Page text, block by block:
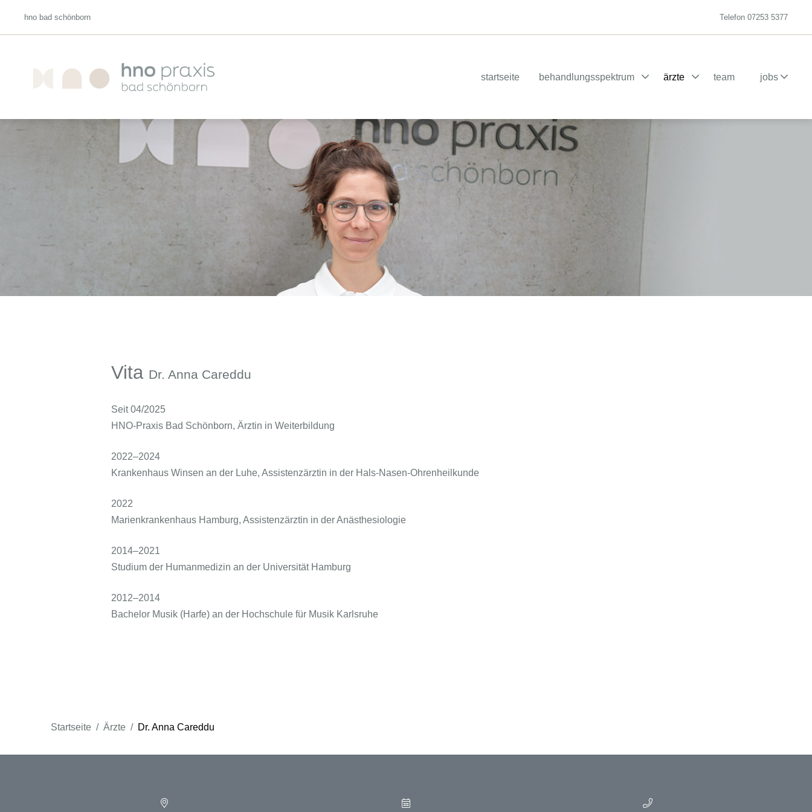
hno bad schönborn Telefon 07253 5377
startseite behandlungsspektrum ärzte team jobs
Vita Dr. Anna Careddu
Seit 04/2025
HNO-Praxis Bad Schönborn, Ärztin in Weiterbildung
2022–2024
Krankenhaus Winsen an der Luhe, Assistenzärztin in der Hals-Nasen-Ohrenheilkunde
2022
Marienkrankenhaus Hamburg, Assistenzärztin in der Anästhesiologie
2014–2021
Studium der Humanmedizin an der Universität Hamburg
2012–2014
Bachelor Musik (Harfe) an der Hochschule für Musik Karlsruhe
Startseite Ärzte Dr. Anna Careddu